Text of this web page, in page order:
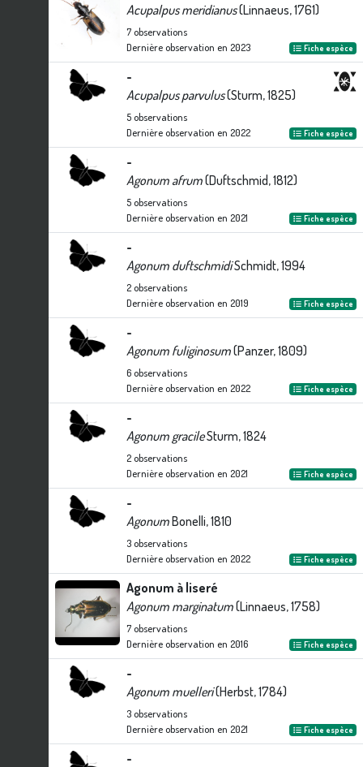
Acupalpus meridianus(Linnaeus, 1761)
7observations
Dernière observation en 2023 Fiche espèce
-
Acupalpus parvulus(Sturm, 1825)
5observations
Dernière observation en 2022 Fiche espèce
-
Agonum afrum(Duftschmid, 1812)
5observations
Dernière observation en 2021 Fiche espèce
-
Agonum duftschmidiSchmidt, 1994
2observations
Dernière observation en 2019 Fiche espèce
-
Agonum fuliginosum(Panzer, 1809)
6observations
Dernière observation en 2022 Fiche espèce
-
Agonum gracileSturm, 1824
2observations
Dernière observation en 2021 Fiche espèce
-
AgonumBonelli, 1810
3observations
Dernière observation en 2022 Fiche espèce
Agonum à liseré
Agonum marginatum(Linnaeus, 1758)
7observations
Dernière observation en 2016 Fiche espèce
-
Agonum muelleri(Herbst, 1784)
3observations
Dernière observation en 2021 Fiche espèce
-